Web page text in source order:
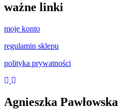
ważne linki
moje konto
regulamin sklepu
polityka prywatności
Agnieszka Pawłowska